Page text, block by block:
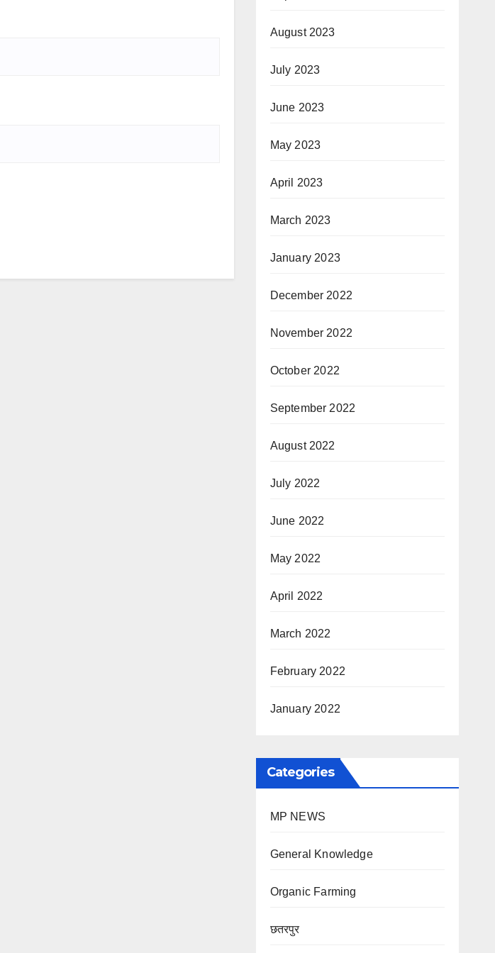
August 2023
July 2023
June 2023
May 2023
April 2023
March 2023
January 2023
December 2022
November 2022
October 2022
September 2022
August 2022
July 2022
June 2022
May 2022
April 2022
March 2022
February 2022
January 2022
Categories
MP NEWS
General Knowledge
Organic Farming
छतरपुर